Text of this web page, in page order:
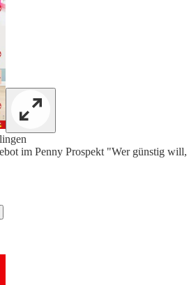
im Penny Prospekt "Wer günstig will,